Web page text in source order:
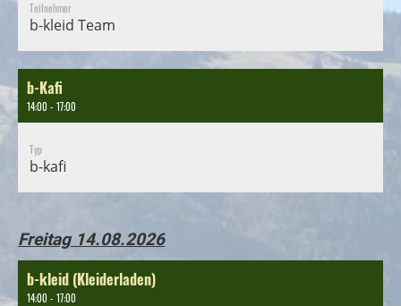
Teilnehmer
b-kleid Team
b-Kafi
14:00 - 17:00
Typ
b-kafi
Freitag 14.08.2026
b-kleid (Kleiderladen)
14:00 - 17:00